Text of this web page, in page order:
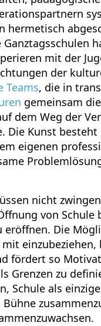
hermetisch
mit der
der
Teams, die in
gemeinsam
dem Weg der
Die Kunst
eigenen
nicht
von Schule
eröffnen. Die
fördert so
Grenzen zu
Schule als